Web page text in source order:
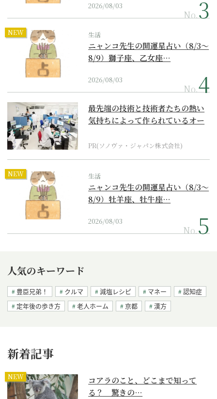
2026/08/03
No.
NEW 生活
ニャンコ先生の開運星占い（8/3～
8/9）獅子座、乙女座…
2026/08/03
No.
最先端の技術と技術者たちの熱い
気持ちによって作られているオー
PR(ソノヴァ・ジャパン株式会社)
NEW 生活
ニャンコ先生の開運星占い（8/3～
8/9）牡羊座、牡牛座…
2026/08/03
No.
人気のキーワード
豊臣兄弟！ クルマ 減塩レシピ マネー
認知症
定年後の歩き方
老人ホーム 京都 漢方
新着記事
NEW
コアラのこと、どこまで知って
る？ 驚きの…